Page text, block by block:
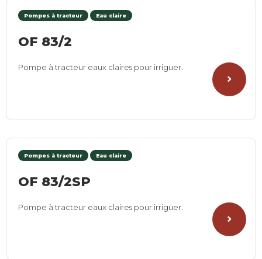
Pompes à tracteur Eau claire
OF 83/2
Pompe à tracteur eaux claires pour irriguer.
Pompes à tracteur Eau claire
OF 83/2SP
Pompe à tracteur eaux claires pour irriguer.